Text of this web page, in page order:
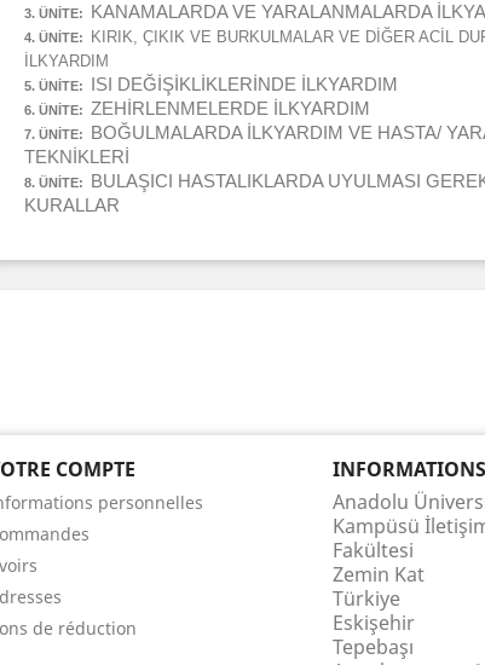
3. ÜNİTE: KANAMALARDA VE YARALANMALARDA
4. ÜNİTE:
KIRIK, ÇIKIK VE BURKULMALAR VE DİĞER ACİL
İLKYARDIM
5. ÜNİTE: ISI DEĞİŞİKLİKLERİNDE İLKYARDIM
6. ÜNİTE: ZEHİRLENMELERDE İLKYARDIM
7. ÜNİTE:
BOĞULMALARDA İLKYARDIM VE HASTA/
TEKNİKLERİ
8. ÜNİTE:
BULAŞICI HASTALIKLARDA UYULMASI
KURALLAR
COMPTE
personnelles
de réduction
INFORMATIONS
Anadolu
Kampüsü
Fakültesi
Zemin Kat
Türkiye
Eskişehir
Tepebaşı